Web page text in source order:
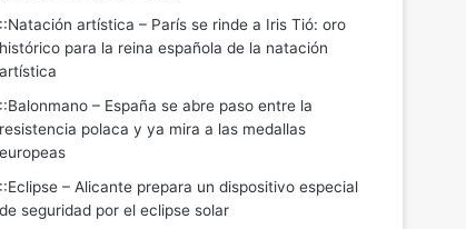
::Natación artística – París se rinde a Iris Tió: oro
histórico para la reina española de la natación
artística
::Balonmano – España se abre paso entre la
resistencia polaca y ya mira a las medallas
europeas
::Eclipse – Alicante prepara un dispositivo especial
de seguridad por el eclipse solar